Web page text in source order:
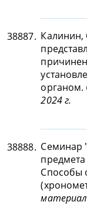
38887. Калинин,
органом.
2024 г.
38888. Семинар
предмета
Способы